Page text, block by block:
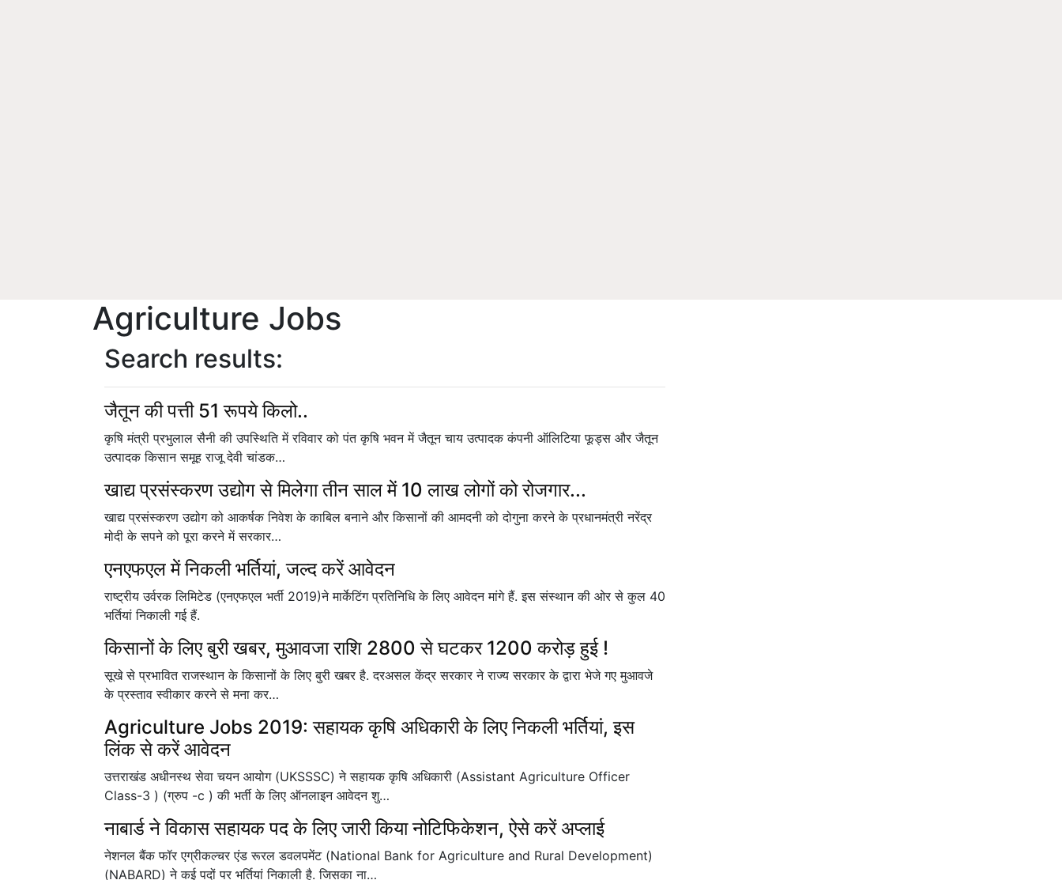
Agriculture Jobs
Search results:
जैतून की पत्ती 51 रूपये किलो..
कृषि मंत्री प्रभुलाल सैनी की उपस्थिति में रविवार को पंत कृषि भवन में जैतून चाय उत्पादक कंपनी ऑलिटिया फूड्स और जैतून
उत्पादक किसान समूह राजू देवी चांडक…
खाद्य प्रसंस्करण उद्योग से मिलेगा तीन साल में 10 लाख लोगों को रोजगार...
खाद्य प्रसंस्करण उद्योग को आकर्षक निवेश के काबिल बनाने और किसानों की आमदनी को दोगुना करने के प्रधानमंत्री नरेंद्र
मोदी के सपने को पूरा करने में सरकार…
एनएफएल में निकली भर्तियां, जल्द करें आवेदन
राष्ट्रीय उर्वरक लिमिटेड (एनएफएल भर्ती 2019)ने मार्केटिंग प्रतिनिधि के लिए आवेदन मांगे हैं. इस संस्थान की ओर से कुल 40
भर्तियां निकाली गई हैं.
किसानों के लिए बुरी खबर, मुआवजा राशि 2800 से घटकर 1200 करोड़ हुई !
सूखे से प्रभावित राजस्थान के किसानों के लिए बुरी खबर है. दरअसल केंद्र सरकार ने राज्य सरकार के द्वारा भेजे गए मुआवजे
के प्रस्ताव स्वीकार करने से मना कर…
Agriculture Jobs 2019: सहायक कृषि अधिकारी के लिए निकली भर्तियां, इस
लिंक से करें आवेदन
उत्तराखंड अधीनस्थ सेवा चयन आयोग (UKSSSC) ने सहायक कृषि अधिकारी (Assistant Agriculture Officer
Class-3 ) (ग्रुप -c ) की भर्ती के लिए ऑनलाइन आवेदन शु…
नाबार्ड ने विकास सहायक पद के लिए जारी किया नोटिफिकेशन, ऐसे करें अप्लाई
नेशनल बैंक फॉर एग्रीकल्चर एंड रूरल डवलपमेंट (National Bank for Agriculture and Rural Development)
(NABARD) ने कई पदों पर भर्तियां निकाली है. जिसका ना…